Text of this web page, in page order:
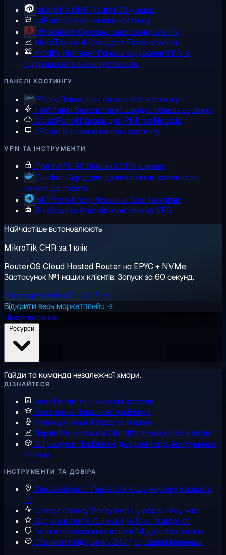
MikroTik CHR RouterOS у хмарі
aaPanelЛегка панель хостингу
WireGuard Сучасне, швидке ядро VPN
MetaTrader 4 Стандарт Forex-торгівлі
Hiddify Manager Панель керування VPN з
підтримкою кількох протоколів
ПАНЕЛІ ХОСТИНГУ
Plesk Повноцінна панель веб-хостингу
FastPanelБезкоштовна швидка панель сервера
CloudPanel Панель для PHP та Node.js
cPanelКласична панель хостингу
VPN ТА ІНСТРУМЕНТИ
OpenVPN AS Власний VPN-сервер
Docker Середовище виконання контейнерів,
готове до роботи
MTProto Proxy Проксі на базі Telegram
BlueStacks Android-додатки на VPS
Найчастіше встановлюють
MikroTik CHR за 1 клік
RouterOS Cloud Hosted Router на EPYC + NVMe.
Застосунок №1 наших клієнтів. Запуск за 60 секунд.
Розгорнути MikroTik CHR →
Відкрити весь маркетплейс →
Ціноутворення
Гайди та команда незалежної хмари.
ДІЗНАЙТЕСЯ
Блог Гайди та інженерні нотатки
База знань Покрокові посібники
Редакція новин Преса та анонси
Порівняти хостинги Cloudzy проти альтернатив
Усі ресурси Посібники, документація, інструменти,
новини
ІНСТРУМЕНТИ ТА ДОВІРА
Скельний скло Перевірте нашу мережу з вашого
IP
Статус сервісуДоступність у реальному часі
Відгуки клієнтівОцінка 4,6/5 на Trustpilot
Гарантія повернення коштів14 днів, без питань
Отримати підтримку 24/7, справжні інженери